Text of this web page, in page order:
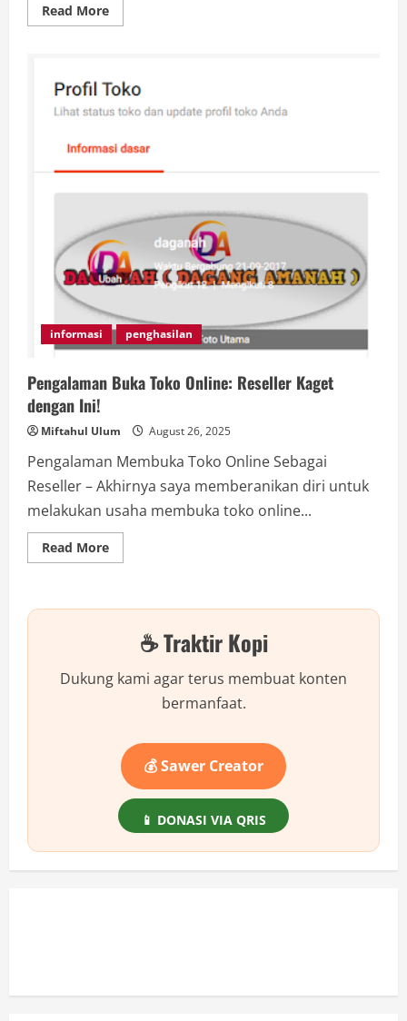
Read MoreRead
more
ke
Pengiriman
Kilat:
Pakai
Express
informasi penghasilan
Pengalaman Buka Toko Online: Reseller Kaget
dengan Ini!
Miftahul Ulum August 26, 2025
Pengalaman Membuka Toko Online Sebagai
Reseller – Akhirnya saya memberanikan diri untuk
melakukan usaha membuka toko online...
Read MoreRead
more
Toko
Reseller
Kaget
Ini!
☕ Traktir Kopi
Dukung kami agar terus membuat konten
bermanfaat.
💰 Sawer Creator
📱 DONASI VIA QRIS